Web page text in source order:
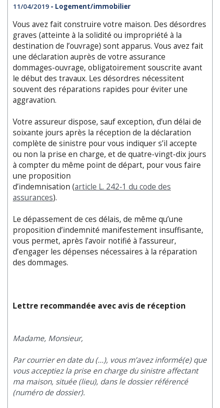
11/04/2019 - Logement/immobilier
Vous avez fait construire votre maison. Des désordres
graves (atteinte à la solidité ou impropriété à la
destination de l’ouvrage) sont apparus. Vous avez fait
une déclaration auprès de votre assurance
dommages-ouvrage, obligatoirement souscrite avant
le début des travaux. Les désor­dres nécessitent
souvent des réparations rapides pour éviter une
aggravation.
Votre assureur dispose, sauf exception, d’un délai de
soixante jours après la réception de la déclaration
complète de sinistre pour vous indiquer s’il accepte
ou non la prise en charge, et de quatre-vingt-dix jours
à compter du même point de départ, pour vous faire
une proposition
d’indemnisation (article L. 242-1 du code des
assurances).
Le dépassement de ces délais, de même qu’une
proposition d’indemnité manifestement insuffisante,
vous permet, après l’avoir notifié à l’assureur,
d’engager les dépenses nécessaires à la réparation
des dommages.
Lettre recommandée avec avis de réception
Madame, Monsieur,
Par courrier en date du (…), vous m’avez informé(e) que
vous acceptiez la prise en charge du sinistre affectant
ma maison, située (lieu), dans le dossier référencé
(numéro de dossier).